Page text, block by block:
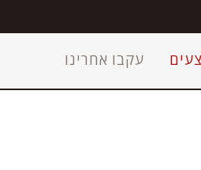
עקבו אחרינו